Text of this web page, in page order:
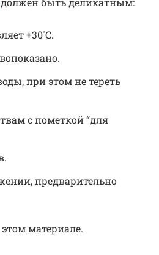
+30˚C.
при этом не тереть
с пометкой “для
предварительно
материале.